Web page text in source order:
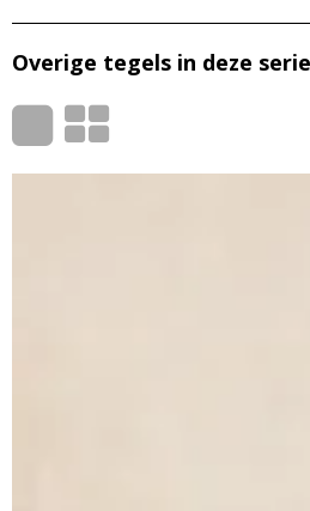
Overige tegels in deze serie